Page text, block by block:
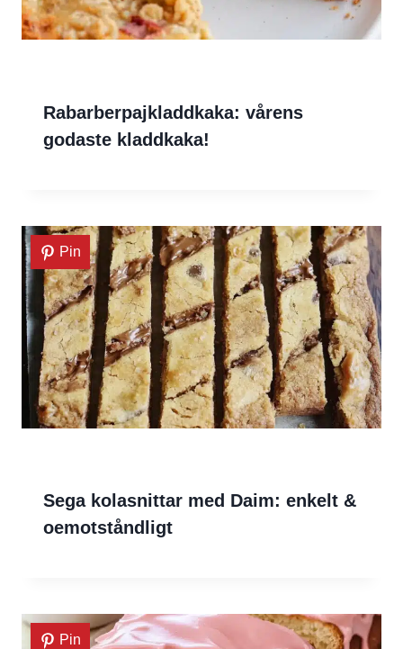
Rabarberpajkladdkaka: vårens
godaste kladdkaka!
Pin
Sega kolasnittar med Daim: enkelt &
oemotståndligt
Pin